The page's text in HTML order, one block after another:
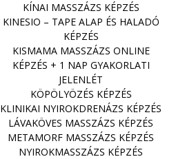
KÍNAI MASSZÁZS KÉPZÉS
KINESIO – TAPE ALAP ÉS HALADÓ
KÉPZÉS
KISMAMA MASSZÁZS ONLINE
KÉPZÉS + 1 NAP GYAKORLATI
JELENLÉT
KÖPÖLYÖZÉS KÉPZÉS
KLINIKAI NYIROKDRENÁZS KÉPZÉS
LÁVAKÖVES MASSZÁZS KÉPZÉS
METAMORF MASSZÁZS KÉPZÉS
NYIROKMASSZÁZS KÉPZÉS